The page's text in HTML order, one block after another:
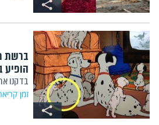
ברשת
בדקנו
זמן קריאה: 1.5